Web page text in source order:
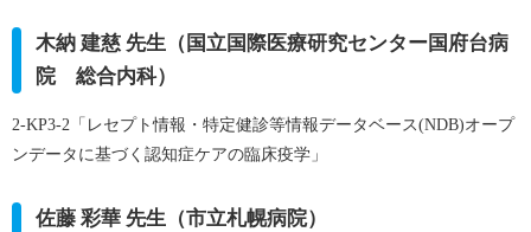
木納 建慈 先生（国立国際医療研究センター国府台病
院 総合内科）
2-KP3-2 「レセプト情報・特定健診等情報データベース(NDB)オープ
ンデータに基づく認知症ケアの臨床疫学」
佐藤 彩華 先生（市立札幌病院）